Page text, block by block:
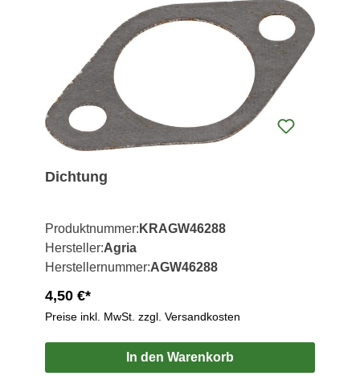
Dichtung
Produktnummer: KRAGW46288
Hersteller:Agria
Herstellernummer:AGW46288
4,50 €*
Preise inkl. MwSt. zzgl. Versandkosten
In den Warenkorb